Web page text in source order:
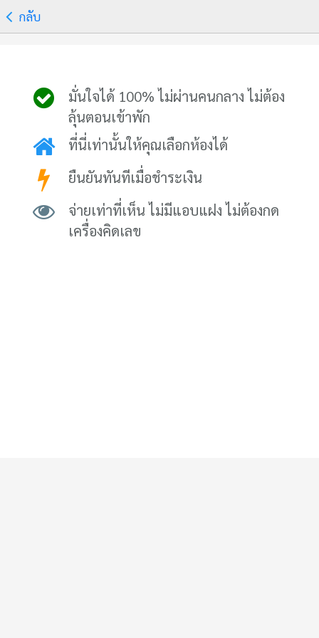
กลับ
มั่นใจได้ 100% ไม่ผ่านคนกลาง ไม่ต้อง
ลุ้นตอนเข้าพัก
ที่นี่เท่านั้นให้คุณเลือกห้องได้
ยืนยันทันทีเมื่อชำระเงิน
จ่ายเท่าที่เห็น ไม่มีแอบแฝง ไม่ต้องกด
เครื่องคิดเลข